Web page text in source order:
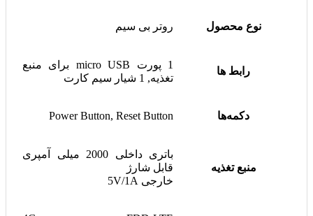
نوع محصول روتر بی سیم
رابط ها
1 پورت micro USB برای منبع
تغذیه, 1 شیار سیم کارت
دکمه‌ها Power Button, Reset Button
منبع تغذیه
باتری داخلی 2000 میلی آمپری
قابل شارژ
خارجی 5V/1A